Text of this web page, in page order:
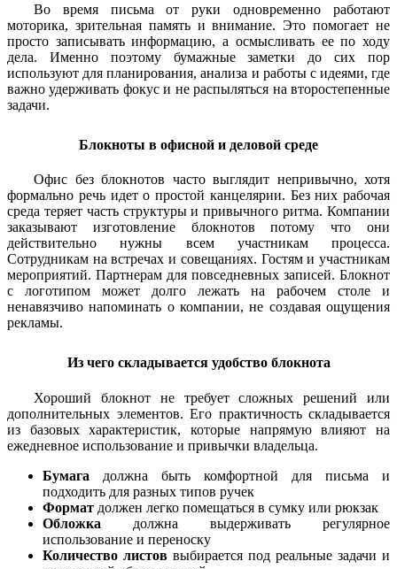
Во время письма от руки одновременно работают
моторика, зрительная память и внимание. Это помогает не
просто записывать информацию, а осмысливать ее по ходу
дела. Именно поэтому бумажные заметки до сих пор
используют для планирования, анализа и работы с идеями, где
важно удерживать фокус и не распыляться на второстепенные
задачи.
Блокноты в офисной и деловой среде
Офис без блокнотов часто выглядит непривычно, хотя
формально речь идет о простой канцелярии. Без них рабочая
среда теряет часть структуры и привычного ритма. Компании
заказывают изготовление блокнотов потому что они
действительно нужны всем участникам процесса.
Сотрудникам на встречах и совещаниях. Гостям и участникам
мероприятий. Партнерам для повседневных записей. Блокнот
с логотипом может долго лежать на рабочем столе и
ненавязчиво напоминать о компании, не создавая ощущения
рекламы.
Из чего складывается удобство блокнота
Хороший блокнот не требует сложных решений или
дополнительных элементов. Его практичность складывается
из базовых характеристик, которые напрямую влияют на
ежедневное использование и привычки владельца.
Бумага должна быть комфортной для письма и
подходить для разных типов ручек
Формат должен легко помещаться в сумку или рюкзак
Обложка должна выдерживать регулярное
использование и переноску
Количество листов выбирается под реальные задачи и